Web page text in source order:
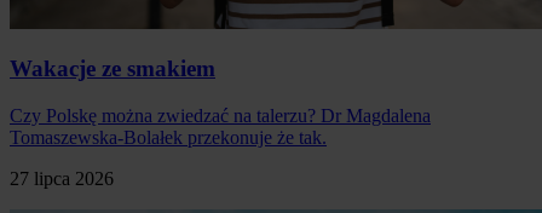
Wakacje ze smakiem
Czy Polskę można zwiedzać na talerzu? Dr Magdalena
Tomaszewska-Bolałek przekonuje że tak.
27 lipca 2026